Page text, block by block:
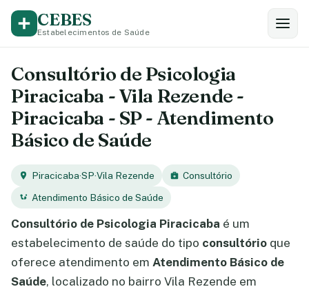
CEBES
Estabelecimentos de Saúde
Consultório de Psicologia
Piracicaba - Vila Rezende -
Piracicaba - SP - Atendimento
Básico de Saúde
Piracicaba·SP·Vila Rezende
Consultório
Atendimento Básico de Saúde
Consultório de Psicologia Piracicaba é um
estabelecimento de saúde do tipo consultório que
oferece atendimento em Atendimento Básico de
Saúde, localizado no bairro Vila Rezende em